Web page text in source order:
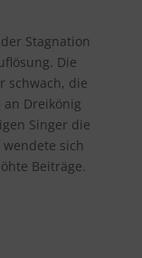
Stagnation
Die
schwach, die
an Dreikönig
Singer die
sich
Beiträge.